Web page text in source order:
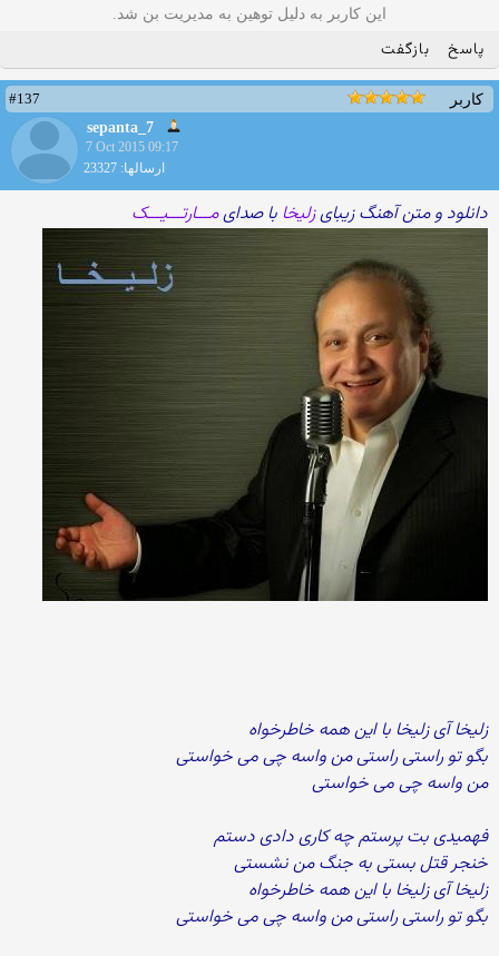
این کاربر به دلیل توهین به مدیریت بن شد.
پاسخ بازگفت
کاربر
#137
sepanta_7
7 Oct 2015 09:17
ارسالها: 23327
دانلود و متن آهنگ زیبایزلیخا با صدایمـــارتـــیـــک
زلیخا آی زلیخا با این همه خاطرخواه
بگو تو راستی راستی من واسه چی می خواستی
من واسه چی می خواستی
فهمیدی بت پرستم چه کاری دادی دستم
خنجر قتل بستی به جنگ من نشستی
زلیخا آی زلیخا با این همه خاطرخواه
بگو تو راستی راستی من واسه چی می خواستی